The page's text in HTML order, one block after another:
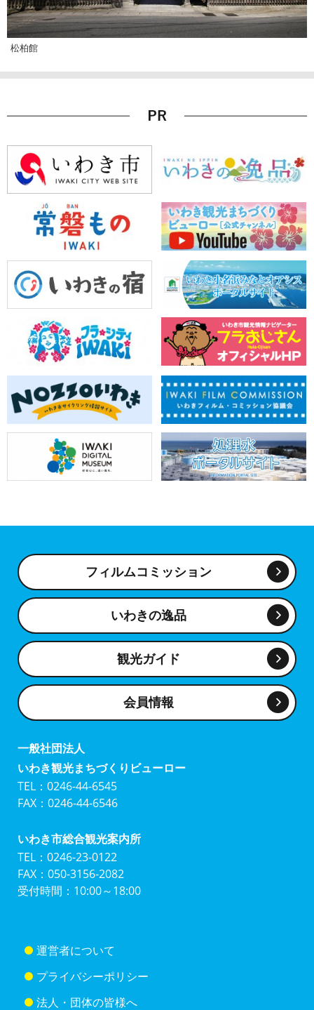
松柏館
フィルムコミッション
いわきの逸品
観光ガイド
会員情報
一般社団法人
いわき観光まちづくりビューロー
TEL：0246-44-6545
FAX：0246-44-6546
いわき市総合観光案内所
TEL：0246-23-0122
FAX：050-3156-2082
受付時間：10:00～18:00
運営者について
プライバシーポリシー
法人・団体の皆様へ